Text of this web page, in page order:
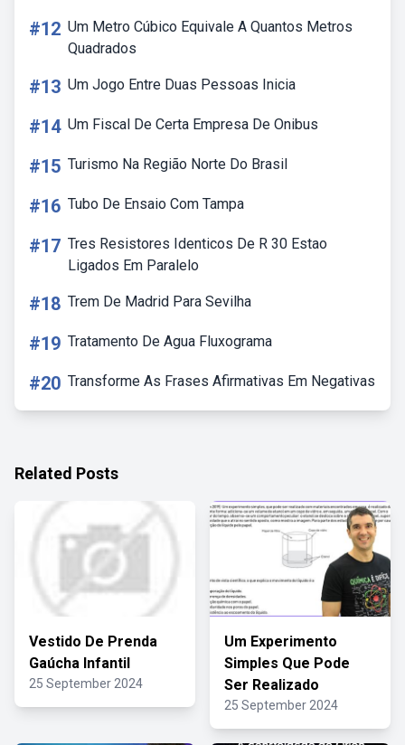
#12 Um Metro Cúbico Equivale A Quantos Metros
Quadrados
#13 Um Jogo Entre Duas Pessoas Inicia
#14 Um Fiscal De Certa Empresa De Onibus
#15 Turismo Na Região Norte Do Brasil
#16 Tubo De Ensaio Com Tampa
#17 Tres Resistores Identicos De R 30 Estao
Ligados Em Paralelo
#18 Trem De Madrid Para Sevilha
#19 Tratamento De Agua Fluxograma
#20 Transforme As Frases Afirmativas Em Negativas
Related Posts
Vestido De Prenda
Gaúcha Infantil
25 September 2024
Um Experimento
Simples Que Pode
Ser Realizado
25 September 2024